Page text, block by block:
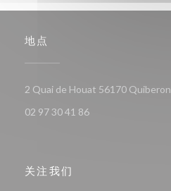
地点
2 Quai de Houat 56170 Quiberon
02 97 30 41 86
关注我们